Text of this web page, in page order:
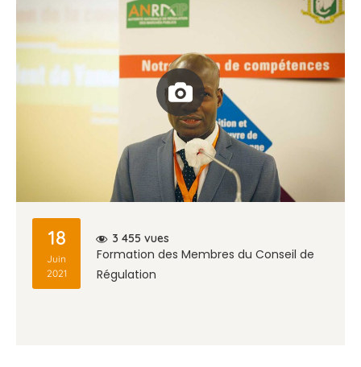
3 455 vues
18
Juin
2021
Formation des Membres du Conseil de
Régulation